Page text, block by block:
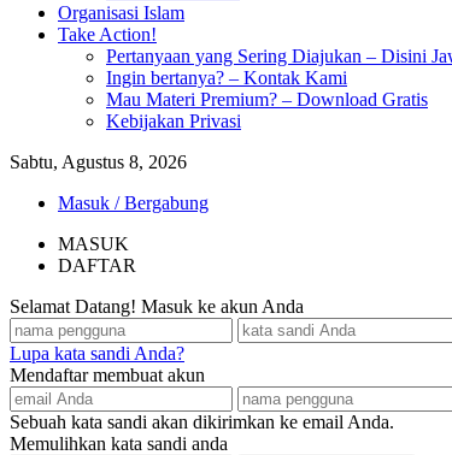
Organisasi Islam
Take Action!
Pertanyaan yang Sering Diajukan – Disini
Ingin bertanya? – Kontak Kami
Mau Materi Premium? – Download Gratis
Kebijakan Privasi
Sabtu, Agustus 8, 2026
Masuk / Bergabung
MASUK
DAFTAR
Selamat Datang! Masuk ke akun Anda
Lupa kata sandi Anda?
Mendaftar membuat akun
Sebuah kata sandi akan dikirimkan ke email Anda.
Memulihkan kata sandi anda